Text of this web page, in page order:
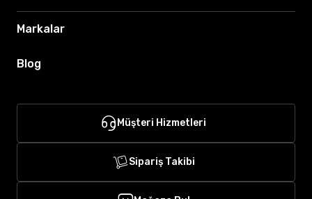
Markalar
Blog
Müşteri Hizmetleri
Sipariş Takibi